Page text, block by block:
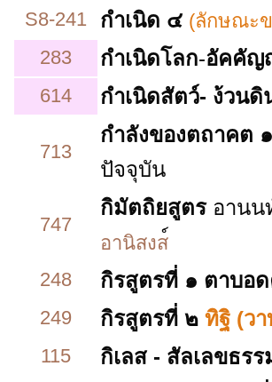
S8-241 กำเนิด ๔ (ลักษณะข
283 กำเนิดโลก-อัคคัญ
614 กำเนิดสัตว์- ง้วนดิ
713
กำลังของตถาคต
ปัจจุบัน
747
กิมัตถิยสูตร อานน
อานิสงส
248
กิรสูตรที่ ๑ ตาบอ
249 กิรสูตรที่ ๒ ทิฐิ (ว
115 กิเลส - สัลเลขธรร